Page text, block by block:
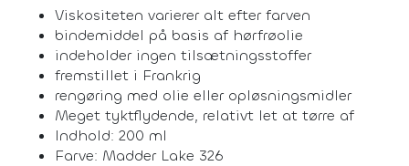
Viskositeten varierer alt efter farven
bindemiddel på basis af hørfrøolie
indeholder ingen tilsætningsstoffer
fremstillet i Frankrig
rengøring med olie eller opløsningsmidler
Meget tyktflydende, relativt let at tørre af
Indhold: 200 ml
Farve: Madder Lake 326